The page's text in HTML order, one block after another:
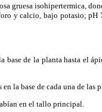
gruesa isohipertermica,
y calcio, bajo potasio;
base de la planta hasta el
la base de cada una de las
en el tallo principal.